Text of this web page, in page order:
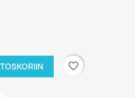
favorite_border